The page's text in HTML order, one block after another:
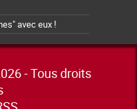
avec eux !
- Tous droits